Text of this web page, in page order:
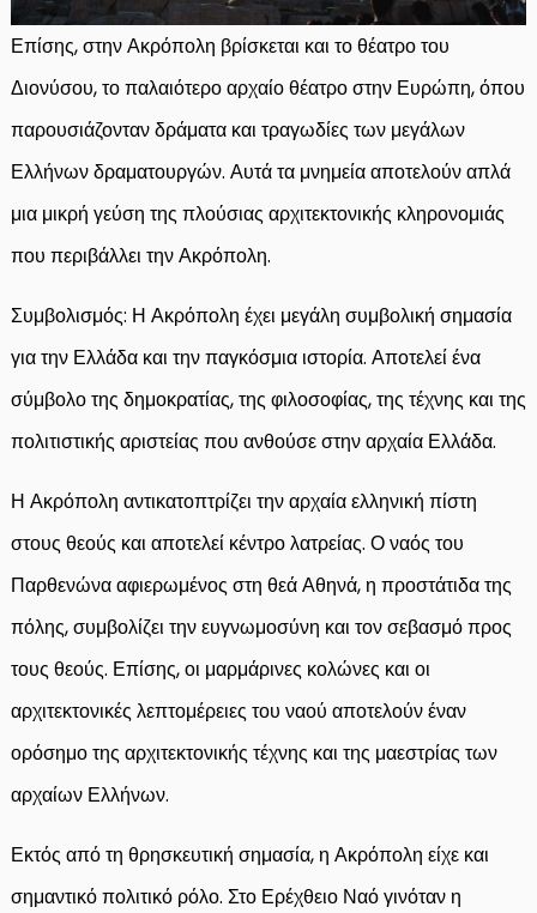
Επίσης, στην Ακρόπολη βρίσκεται και το θέατρο του
Διονύσου, το παλαιότερο αρχαίο θέατρο στην Ευρώπη, όπου
παρουσιάζονταν δράματα και τραγωδίες των μεγάλων
Ελλήνων δραματουργών. Αυτά τα μνημεία αποτελούν απλά
μια μικρή γεύση της πλούσιας αρχιτεκτονικής κληρονομιάς
που περιβάλλει την Ακρόπολη.
Συμβολισμός: Η Ακρόπολη έχει μεγάλη συμβολική σημασία
για την Ελλάδα και την παγκόσμια ιστορία. Αποτελεί ένα
σύμβολο της δημοκρατίας, της φιλοσοφίας, της τέχνης και της
πολιτιστικής αριστείας που ανθούσε στην αρχαία Ελλάδα.
Η Ακρόπολη αντικατοπτρίζει την αρχαία ελληνική πίστη
στους θεούς και αποτελεί κέντρο λατρείας. Ο ναός του
Παρθενώνα αφιερωμένος στη θεά Αθηνά, η προστάτιδα της
πόλης, συμβολίζει την ευγνωμοσύνη και τον σεβασμό προς
τους θεούς. Επίσης, οι μαρμάρινες κολώνες και οι
αρχιτεκτονικές λεπτομέρειες του ναού αποτελούν έναν
ορόσημο της αρχιτεκτονικής τέχνης και της μαεστρίας των
αρχαίων Ελλήνων.
Εκτός από τη θρησκευτική σημασία, η Ακρόπολη είχε και
σημαντικό πολιτικό ρόλο. Στο Ερέχθειο Ναό γινόταν η